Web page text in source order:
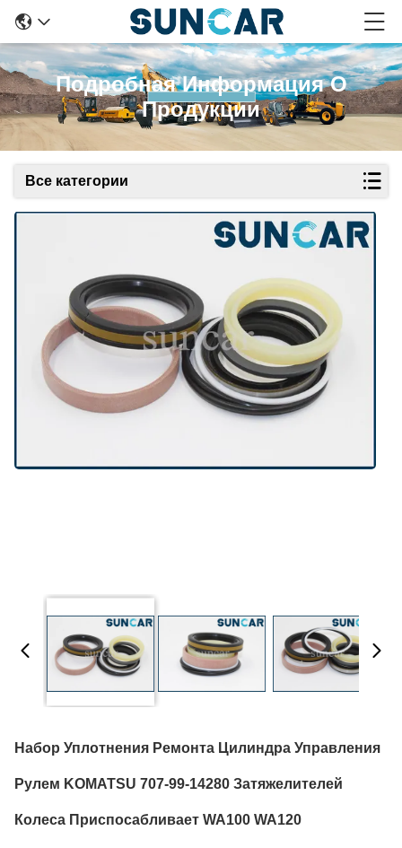
Подробная Информация О
Продукции
Все категории
Набор Уплотнения Ремонта Цилиндра Управления
Рулем KOMATSU 707-99-14280 Затяжелителей
Колеса Приспосабливает WA100 WA120